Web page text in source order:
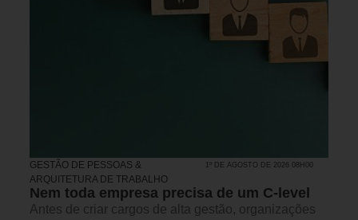
GESTÃO DE PESSOAS &
ARQUITETURA DE TRABALHO
1º DE AGOSTO DE 2026 08H00
Nem toda empresa precisa de um C-level
Antes de criar cargos de alta gestão, organizações